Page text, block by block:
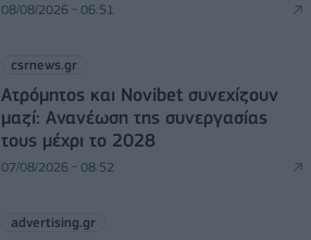
08/08/2026 - 06:51
csrnews.gr
Ατρόμητος και Novibet συνεχίζουν
μαζί: Ανανέωση της συνεργασίας
τους μέχρι το 2028
07/08/2026 - 08:52
advertising.gr